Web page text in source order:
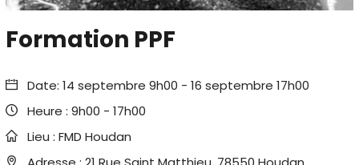
Formation PPF
Date: 14 septembre 9h00 -16 septembre 17h00
Heure : 9h00 - 17h00
Lieu : FMD Houdan